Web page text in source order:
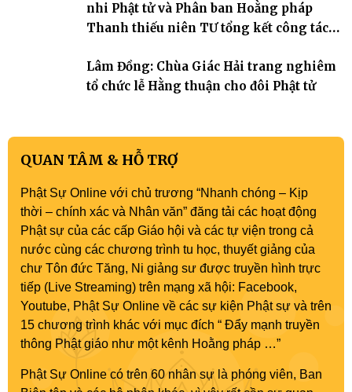
nhi Phật tử và Phân ban Hoằng pháp
Thanh thiếu niên TƯ tổng kết công tác
Lâm Đồng: Chùa Giác Hải trang nghiêm
tổ chức lễ Hằng thuận cho đôi Phật tử
QUAN TÂM & HỖ TRỢ
Phật Sự Online với chủ trương “Nhanh chóng – Kịp
thời – chính xác và Nhân văn” đăng tải các hoạt động
Phật sự của các cấp Giáo hội và các tự viện trong cả
nước cùng các chương trình tu học, thuyết giảng của
chư Tôn đức Tăng, Ni giảng sư được truyền hình trực
tiếp (Live Streaming) trên mạng xã hội: Facebook,
Youtube, Phật Sự Online về các sự kiện Phật sự và trên
15 chương trình khác với mục đích “ Đẩy mạnh truyền
thông Phật giáo như một kênh Hoằng pháp …”
Phật Sự Online có trên 60 nhân sự là phóng viên, Ban